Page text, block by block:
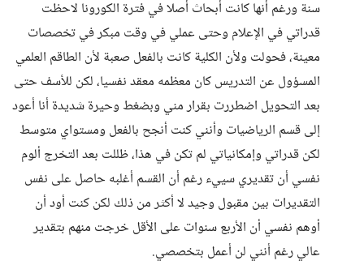
سنة ورغم أنها كانت أبحاث أصلا في فترة الكورونا لاحظت
قدراتي في الإعلام وحتى عملي في وقت مبكر في تخصصات
معينة، فحولت ولأن الكلية كانت بالفعل صعبة لأن الطاقم العلمي
المسؤول عن التدريس كان معظمه معقد نفسيا، لكن للأسف حتى
بعد التحويل اضطررت بقرار مني وبضغط وحيرة شديدة أنا أعود
إلى قسم الرياضيات وأنني كنت أنجح بالفعل ومستواي متوسط
لكن قدراتي وإمكانياتي لم تكن في هذا، ظللت بعد التخرج ألوم
نفسي أن تقديري سييء رغم أن القسم أغلبه حاصل على نفس
التقديرات بين مقبول وجيد لا أكثر من ذلك لكن كنت أود أن
أوهم نفسي أن الأربع سنوات على الأقل خرجت منهم بتقدير
عالي رغم أنني لن أعمل بتخصصي.